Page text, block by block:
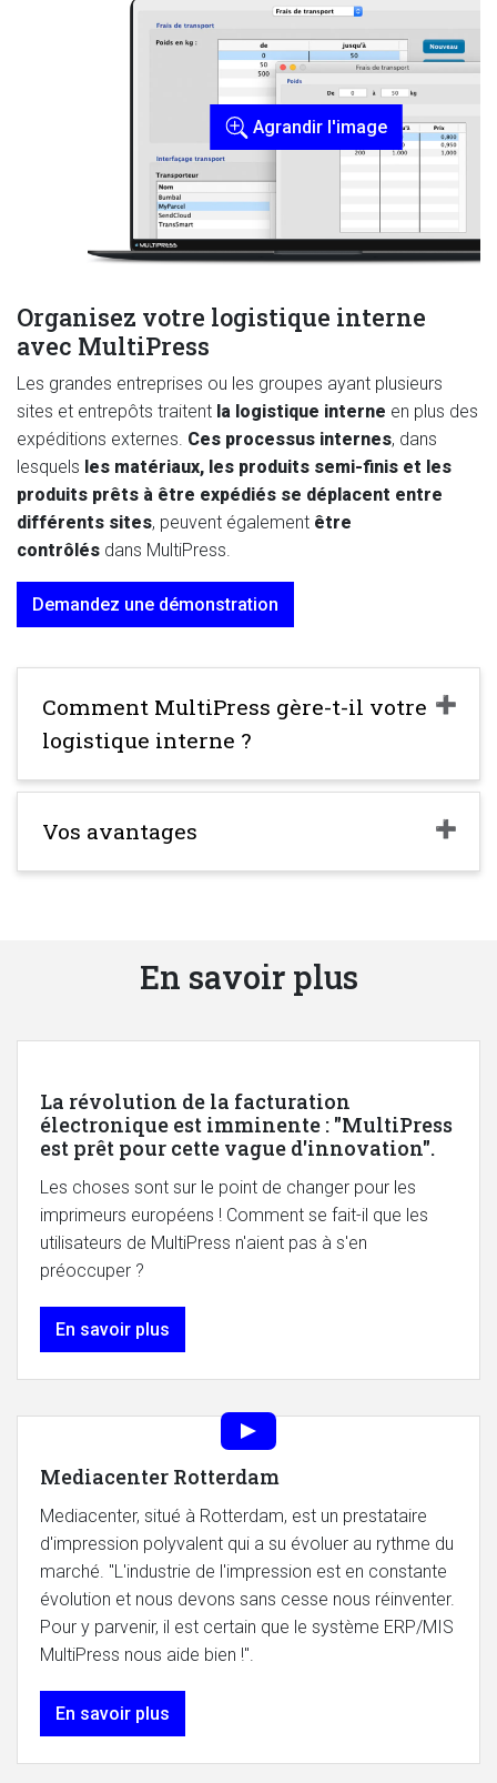
Organisez votre logistique interne
avec MultiPress
Les grandes entreprises ou les groupes ayant plusieurs
sites et entrepôts traitent la logistique interne en plus des
expéditions externes. Ces processus internes, dans
lesquels les matériaux, les produits semi-finis et les
produits prêts à être expédiés se déplacent entre
différents sites, peuvent également être
contrôlés dans MultiPress.
Demandez une démonstration
Comment MultiPress gère-t-il votre
logistique interne ?
Vos avantages
Agrandir l'image
En savoir plus
La révolution de la facturation
électronique est imminente : "MultiPress
est prêt pour cette vague d'innovation".
Les choses sont sur le point de changer pour les
imprimeurs européens ! Comment se fait-il que les
utilisateurs de MultiPress n'aient pas à s'en
préoccuper ?
En savoir plus
Mediacenter Rotterdam
Mediacenter, situé à Rotterdam, est un prestataire
d'impression polyvalent qui a su évoluer au rythme du
marché. "L'industrie de l'impression est en constante
évolution et nous devons sans cesse nous réinventer.
Pour y parvenir, il est certain que le système ERP/MIS
MultiPress nous aide bien !".
En savoir plus